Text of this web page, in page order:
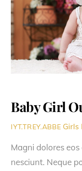
Baby Girl
IYT.TREY.ABBE Girls
Magni dolores
nesciunt. Neque